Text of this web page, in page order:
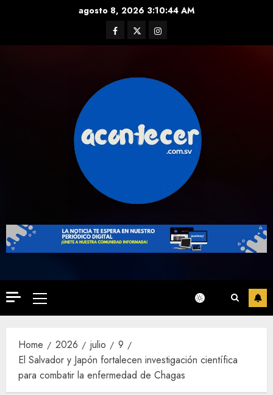
agosto 8, 2026 3:10:45 AM
Facebook
TwitterInstagram
Primary
Menu
Home 2026 julio
9
El Salvador y Japón fortalecen investigación científica
para combatir la enfermedad de Chagas